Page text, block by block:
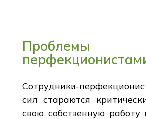
Сотрудники-
сил стараются
свою собственную работу